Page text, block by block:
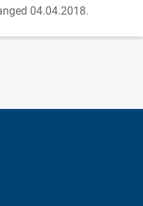
04.04.2018.